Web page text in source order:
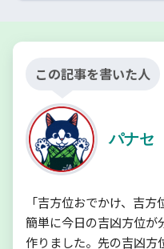
この記事を書いた人
パナセ
「吉方位おでかけ、吉
簡単に今日の吉凶方位が
作りました。先の吉凶方